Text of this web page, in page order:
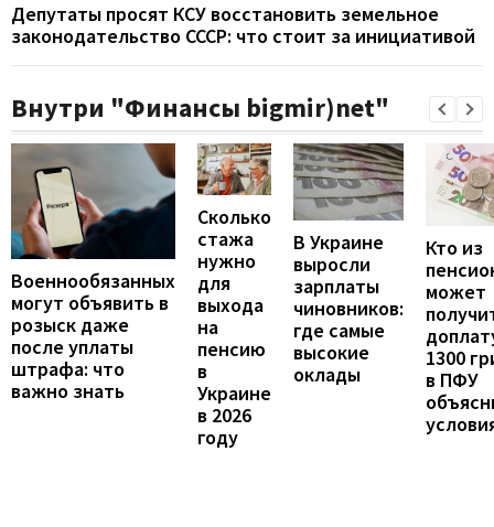
Депутаты просят КСУ восстановить земельное
законодательство СССР: что стоит за инициативой
Внутри "Финансы bigmir)net"
Военнообязанных
могут объявить в
розыск даже
после уплаты
штрафа: что
важно знать
Сколько
стажа
нужно
для
выхода
на
пенсию
в
Украине
в 2026
году
В Украине
выросли
зарплаты
чиновников:
где самые
высокие
оклады
Кто из
может
1300
в ПФУ